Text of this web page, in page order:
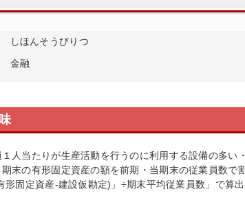
しほんそうびりつ
金融
人当たりが生産活動を行うのに利用する設備の多い
期末の有形固定資産の額を前期・当期末の従業員数
形固定資産-建設仮勘定)」÷期末平均従業員数」で算出